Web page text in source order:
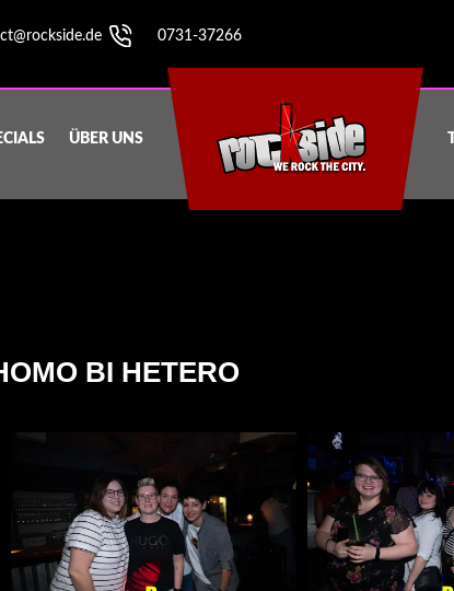
0731-37266
ÜBER UNS
BI HETERO